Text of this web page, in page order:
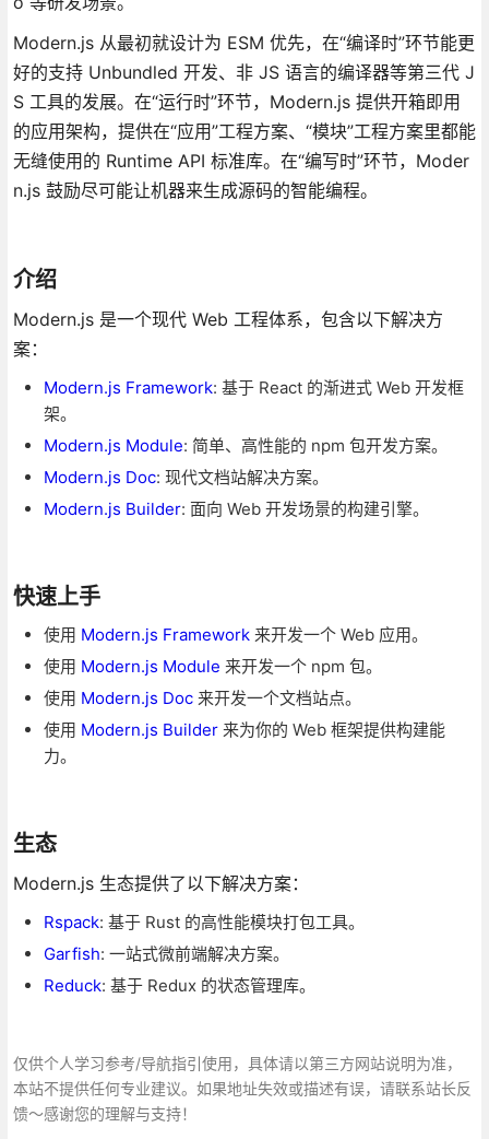
Modern.js 从最初就设计为 ESM 优先，在“编译时”环节能更
好的支持 Unbundled 开发、非 JS 语言的编译器等第三代 J
S 工具的发展。在“运行时”环节，Modern.js 提供开箱即用
的应用架构，提供在“应用”工程方案、“模块”工程方案里都能
无缝使用的 Runtime API 标准库。在“编写时”环节，Moder
n.js 鼓励尽可能让机器来生成源码的智能编程。
介绍
Modern.js 是一个现代 Web 工程体系，包含以下解决方
案：
Modern.js Framework: 基于 React 的渐进式 Web 开发框
架。
Modern.js Module: 简单、高性能的 npm 包开发方案。
Modern.js Doc: 现代文档站解决方案。
Modern.js Builder: 面向 Web 开发场景的构建引擎。
快速上手
使用 Modern.js Framework来开发一个 Web 应用。
使用 Modern.js Module 来开发一个 npm 包。
使用 Modern.js Doc来开发一个文档站点。
使用 Modern.js Builder来为你的 Web 框架提供构建能
力。
生态
Modern.js 生态提供了以下解决方案：
Rspack: 基于 Rust 的高性能模块打包工具。
Garfish: 一站式微前端解决方案。
Reduck: 基于 Redux 的状态管理库。
仅供个人学习参考/导航指引使用，具体请以第三方网站说明为准，
本站不提供任何专业建议。如果地址失效或描述有误，请联系站长反
馈～感谢您的理解与支持！